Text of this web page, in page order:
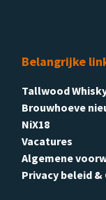
Belangrijke
Tallwood
Brouwhoeve
NiX18
Vacatures
Algemene
Privacy beleid &